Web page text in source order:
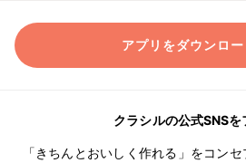
アプリをダウンロ
クラシルの公式SNSを
「きちんとおいしく作れる」をコン